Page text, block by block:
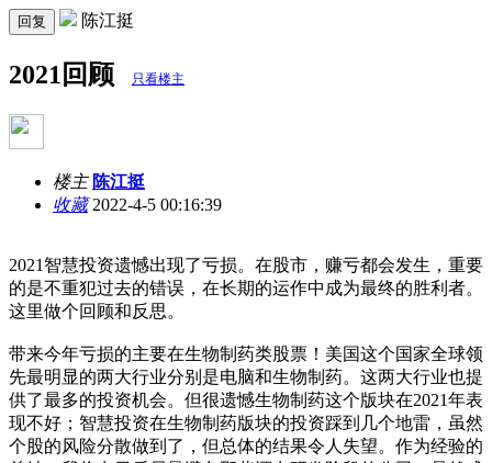
回复 陈江挺
2021回顾 只看楼主
楼主 陈江挺
收藏2022-4-5 00:16:39
2021智慧投资遗憾出现了亏损。在股市，赚亏都会发生，重要
的是不重犯过去的错误，在长期的运作中成为最终的胜利者。
这里做个回顾和反思。
带来今年亏损的主要在生物制药类股票！美国这个国家全球领
先最明显的两大行业分别是电脑和生物制药。这两大行业也提
供了最多的投资机会。但很遗憾生物制药这个版块在2021年表
现不好；智慧投资在生物制药版块的投资踩到几个地雷，虽然
个股的风险分散做到了，但总体的结果令人失望。作为经验的